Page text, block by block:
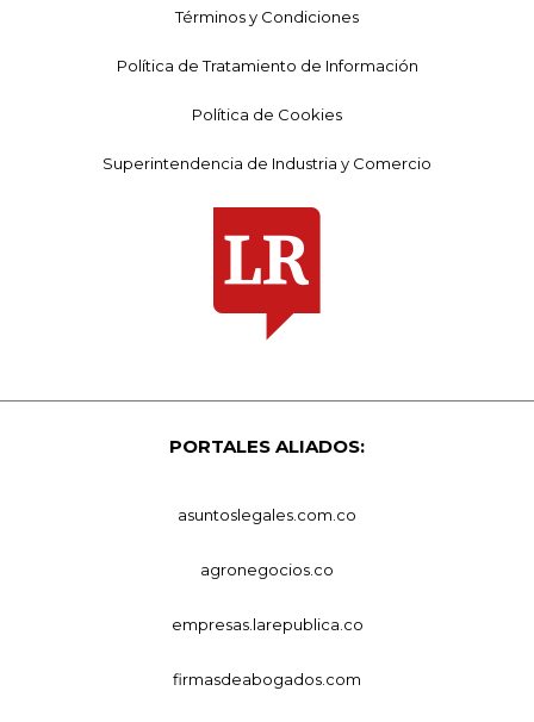
Términos y Condiciones
Política de Tratamiento de Información
Política de Cookies
Superintendencia de Industria y Comercio
PORTALES ALIADOS:
asuntoslegales.com.co
agronegocios.co
empresas.larepublica.co
firmasdeabogados.com